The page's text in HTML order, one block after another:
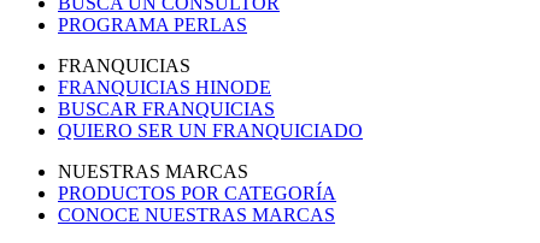
PROGRAMA PERLAS
FRANQUICIAS
FRANQUICIAS HINODE
BUSCAR FRANQUICIAS
QUIERO SER UN FRANQUICIADO
NUESTRAS MARCAS
PRODUCTOS POR CATEGORÍA
CONOCE NUESTRAS MARCAS